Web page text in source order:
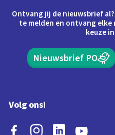
Ontvang jij de nieuwsbrief
te melden en ontvang elke
keuze
Nieuwsbrief PO
Volg ons!